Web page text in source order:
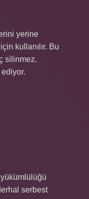
yerine
kullanılır. Bu
silinmez.
yükümlülüğü
serbest